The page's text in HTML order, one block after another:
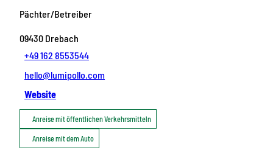
Pächter/Betreiber
09430 Drebach
+49 162 8553544
hello@lumipollo.com
Website
Anreise mit öffentlichen Verkehrsmitteln
Anreise mit dem Auto